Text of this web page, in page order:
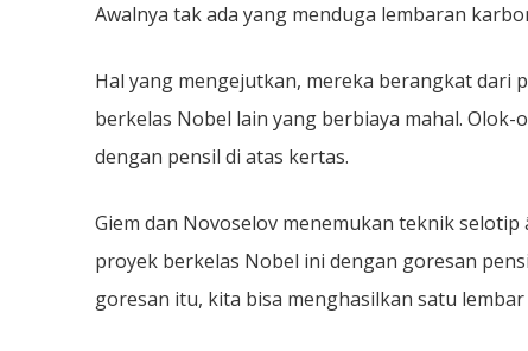
Awalnya tak ada yang menduga lembaran
Hal yang mengejutkan, mereka berangkat dari
berkelas Nobel lain yang berbiaya mahal.
dengan pensil di atas kertas.
Giem dan Novoselov menemukan teknik selotip
proyek berkelas Nobel ini dengan goresan
goresan itu, kita bisa menghasilkan satu